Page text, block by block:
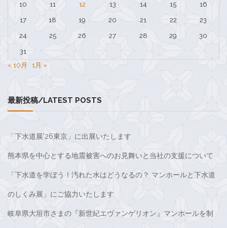
10 11 12 13 14 15 16
17 18 19 20 21 22 23
24 25 26 27 28 29 30
31
« 10月
1月 »
最新投稿/LATEST POSTS
「下水道展’26東京」に出展いたします
熊本県を中心とする地震被害へのお見舞いと当社の支援について
「下水道を学ぼう！汚れた水はどうなるの？ マンホールと下水道
のしくみ展」にご協力いたします
岐阜県大垣市さまの『新世紀エヴァンゲリオン』マンホールを制